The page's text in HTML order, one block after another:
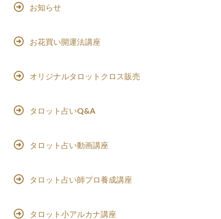
お知らせ
お花買い開運法講座
オリジナルタロットクロス販売
タロット占いQ&A
タロット占い動画講座
タロット占い師プロ養成講座
タロット小アルカナ講座